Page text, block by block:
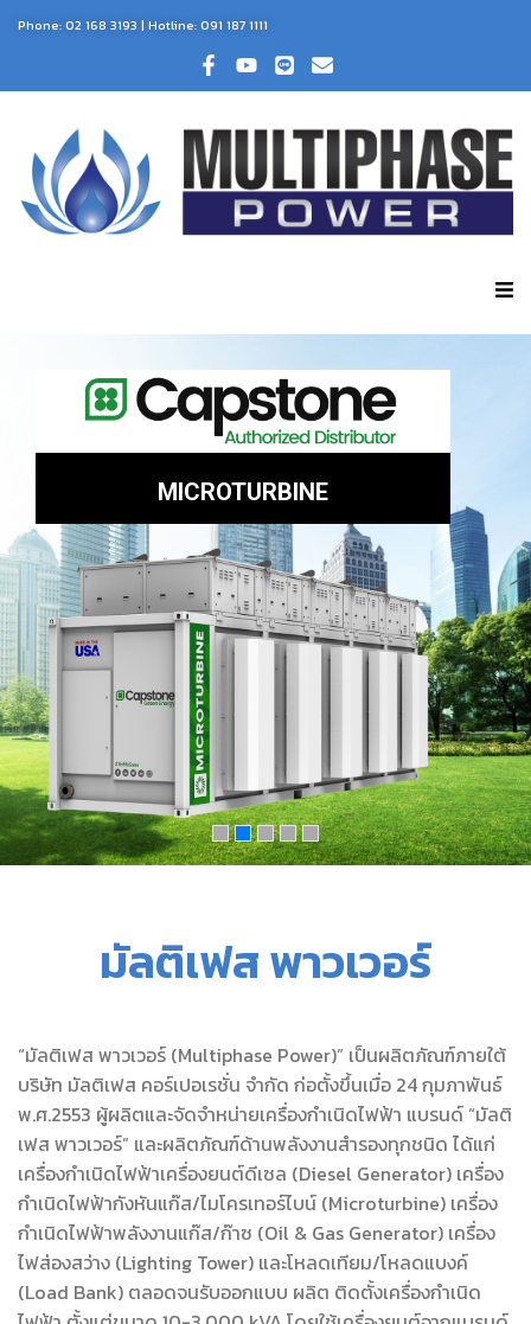
Phone:02 168 3193 | Hotline:091 187 1111
MICROTURBINE
มัลติเฟส พาวเวอร์
“มัลติเฟส พาวเวอร์ (Multiphase Power)” เป็นผลิตภัณฑ์ภายใต้
บริษัท มัลติเฟส คอร์เปอเรชั่น จำกัด ก่อตั้งขึ้นเมื่อ 24 กุมภาพันธ์
พ.ศ.2553 ผู้ผลิตและจัดจำหน่ายเครื่องกำเนิดไฟฟ้า แบรนด์ “มัลติ
เฟส พาวเวอร์” และผลิตภัณฑ์ด้านพลังงานสำรองทุกชนิด ได้แก่
เครื่องกำเนิดไฟฟ้าเครื่องยนต์ดีเซล (Diesel Generator) เครื่อง
กำเนิดไฟฟ้ากังหันแก๊ส/ไมโครเทอร์ไบน์ (Microturbine) เครื่อง
กำเนิดไฟฟ้าพลังงานแก๊ส/ก๊าซ (Oil & Gas Generator) เครื่อง
ไฟส่องสว่าง (Lighting Tower) และโหลดเทียม/โหลดแบงค์
(Load Bank) ตลอดจนรับออกแบบ ผลิต ติดตั้งเครื่องกำเนิด